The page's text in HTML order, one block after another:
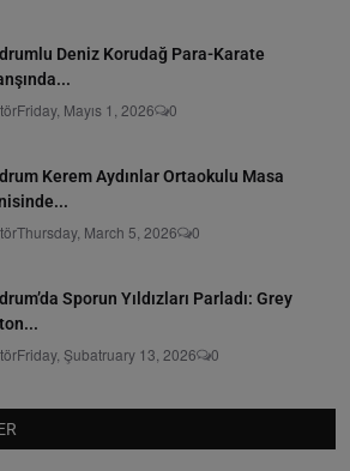
Deniz Korudağ Para-Karate
Friday, Mayıs 1, 2026 0
Kerem Aydınlar Ortaokulu Masa
Thursday, March 5, 2026 0
Sporun Yıldızları Parladı: Grey
Friday, Şubatruary 13, 2026 0